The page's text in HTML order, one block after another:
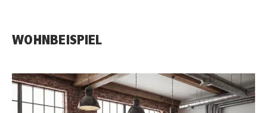
WOHNBEISPIEL